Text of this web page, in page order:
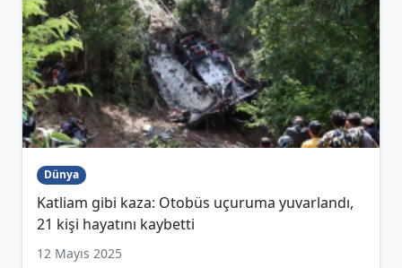
Dünya
Katliam gibi kaza: Otobüs uçuruma yuvarlandı,
21 kişi hayatını kaybetti
12 Mayıs 2025